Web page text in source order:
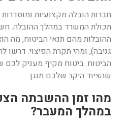
חברות הובלה מקצועיות
תכולת המשרד במהלך ההובלה.
ההובלות מהם תנאי הביטוח, מה
גניבה), ומהי תקרת הפיצוי. דרשו
הביטוח. ביטוח מקיף מעניק לכם
שהציוד היקר שלכם מוגן.
מהו זמן ההשבתה
במהלך המעבר?